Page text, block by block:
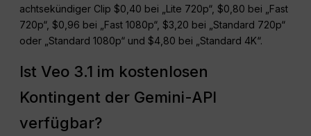
achtsekündiger Clip $0,40 bei „Lite 720p“, $0,80 bei „Fast
720p“, $0,96 bei „Fast 1080p“, $3,20 bei „Standard 720p“
oder „Standard 1080p“ und $4,80 bei „Standard 4K“.
Ist Veo 3.1 im kostenlosen
Kontingent der Gemini-API
verfügbar?